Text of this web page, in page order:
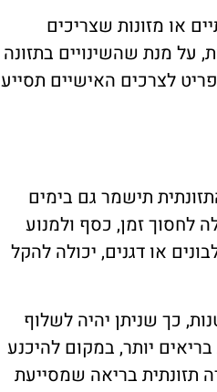
או מזונות שצריכים
על מנת שהשינויים בתזונה
לצרכים האישיים תסייע
תישמר גם בימים
לחסוך זמן, כסף ולמנוע
או דגנים, יכולה להקל
כך שניתן יהיה לשלוף
יותר, במקום להיכנע
תזונתית בריאה שמסייעת